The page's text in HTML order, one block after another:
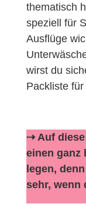
thematisch
speziell für
Ausflüge
wirst du
Packliste
⇢ Auf
einen ganz
legen,
sehr, wenn